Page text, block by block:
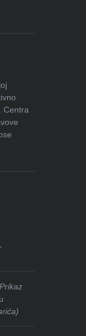
Centra